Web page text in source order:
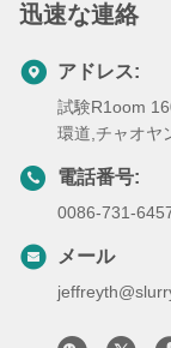
迅速な連絡
アドレス:
試験R1oom
環道,チャオヤ
電話番号:
0086-731-
メール